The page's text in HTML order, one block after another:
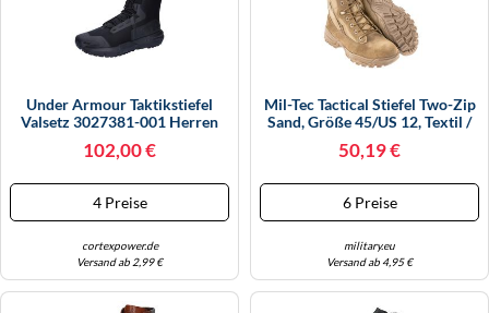
Under Armour Taktikstiefel
Valsetz 3027381-001 Herren
Gray Größe 45
102,00 €
4 Preise
cortexpower.de
Versand ab 2,99 €
Mil-Tec Tactical Stiefel Two-Zip
Sand, Größe 45/US 12, Textil /
50,19 €
6 Preise
military.eu
Versand ab 4,95 €